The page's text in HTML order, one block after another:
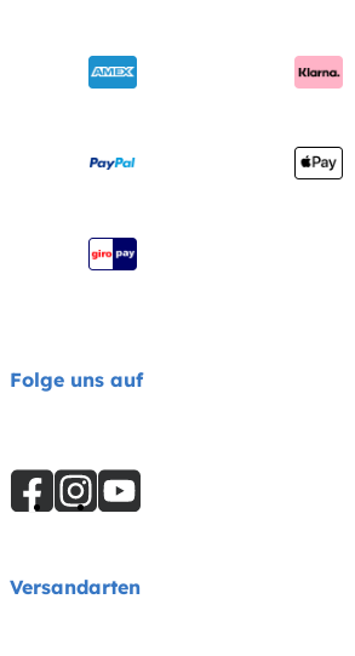
Benutzerhandbuch
Produktregistrierung
Joie Signature Katalog
Folge uns auf
Versandarten